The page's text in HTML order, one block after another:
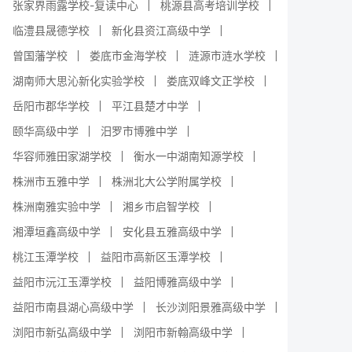
张家界雨露学校-复读中心
桃源县高考培训学校
临澧县晟德学校
新化县资江高级中学
曾国藩学校
娄底市金海学校
涟源市涟水学校
湖南师大思沁新化实验学校
娄底双峰文正学校
岳阳市郡华学校
平江县楚才中学
颐华高级中学
汨罗市博雅中学
华容师雅田家湖学校
衡水一中湖南知源学校
株洲市五雅中学
株洲北大公学附属学校
株洲南雅实验中学
湘乡市启智学校
湘潭垣鑫高级中学
安化县五雅高级中学
桃江玉潭学校
益阳市高新区玉潭学校
益阳市沅江玉潭学校
益阳博雅高级中学
益阳市南县湖心高级中学
长沙浏阳景雅高级中学
浏阳市新弘高级中学
浏阳市新翰高级中学